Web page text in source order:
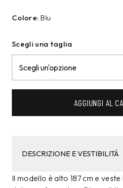
Colore: Blu
Scegli una taglia
AGGIUNGI AL
DESCRIZIONE E VESTIBILITÀ
Il modello è alto 187 cm e